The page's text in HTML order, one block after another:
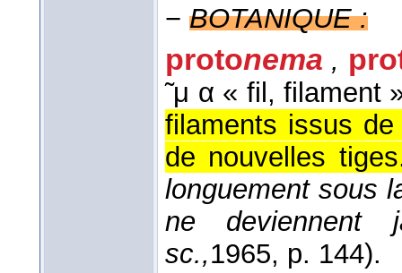
− BOTANIQUE :
protonema ,
μ α « fil, filament
filaments issus
de nouvelles
longuement sous
ne deviennent
sc.,1965, p. 144).